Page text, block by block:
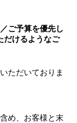
ご予算を優先し
だけるようなご
ただいておりま
め、お客様と末